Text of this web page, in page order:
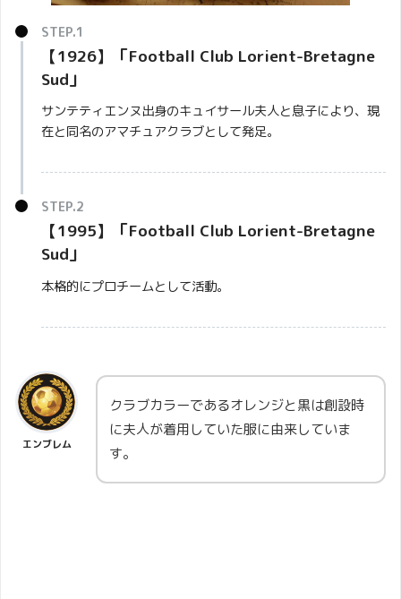
【1926】「Football Club Lorient-Bretagne
Sud 」
サンテティエンヌ出身のキュイサール夫人と息子により、現
在と同名のアマチュアクラブとして発足。
【1995】 「Football Club Lorient-Bretagne
Sud」
本格的にプロチームとして活動。
エンブレム
クラブカラーであるオレンジと黒は創設時
に夫人が着用していた服に由来していま
す。